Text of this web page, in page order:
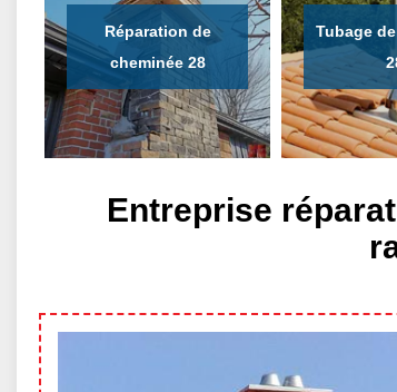
Réparation de
cheminée 28
Tubage
Entreprise